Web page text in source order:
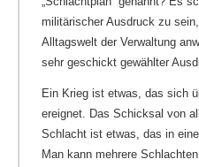
militärischer Ausdruck zu
Alltagswelt der Verwaltung
sehr geschickt gewählter
Ein Krieg ist etwas, das sich
ereignet. Das Schicksal von
Schlacht ist etwas, das in
Man kann mehrere